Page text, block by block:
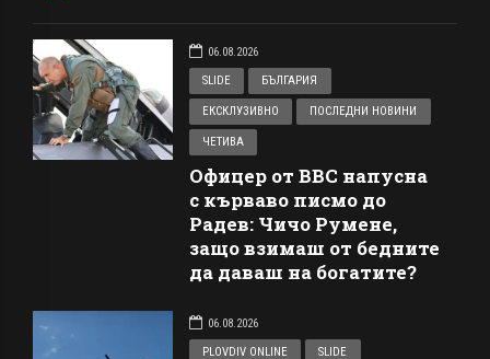
06.08.2026
SLIDE
БЪЛГАРИЯ
ЕКСКЛУЗИВНО ПОСЛЕДНИ НОВИНИ
ЧЕТИВА
Офицер от ВВС напусна
с кърваво писмо до
Радев: Чичо Румене,
защо взимаш от бедните
да даваш на богатите?
06.08.2026
PLOVDIV ONLINE
SLIDE